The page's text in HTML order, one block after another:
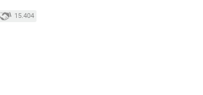
15.404